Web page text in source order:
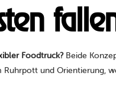
Foodtruck?Beide
und Orientierung,